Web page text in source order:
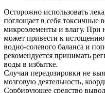
Осторожно использовать
поглощает в себя токсичные
микроэлементы и влагу. При
может привести к истощению
водно-солевого баланса и
рекомендуется принимать
воды в избытке.
Случаи передозировки не
мозговую деятельность,
Сорбирующее средство